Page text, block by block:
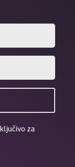
za